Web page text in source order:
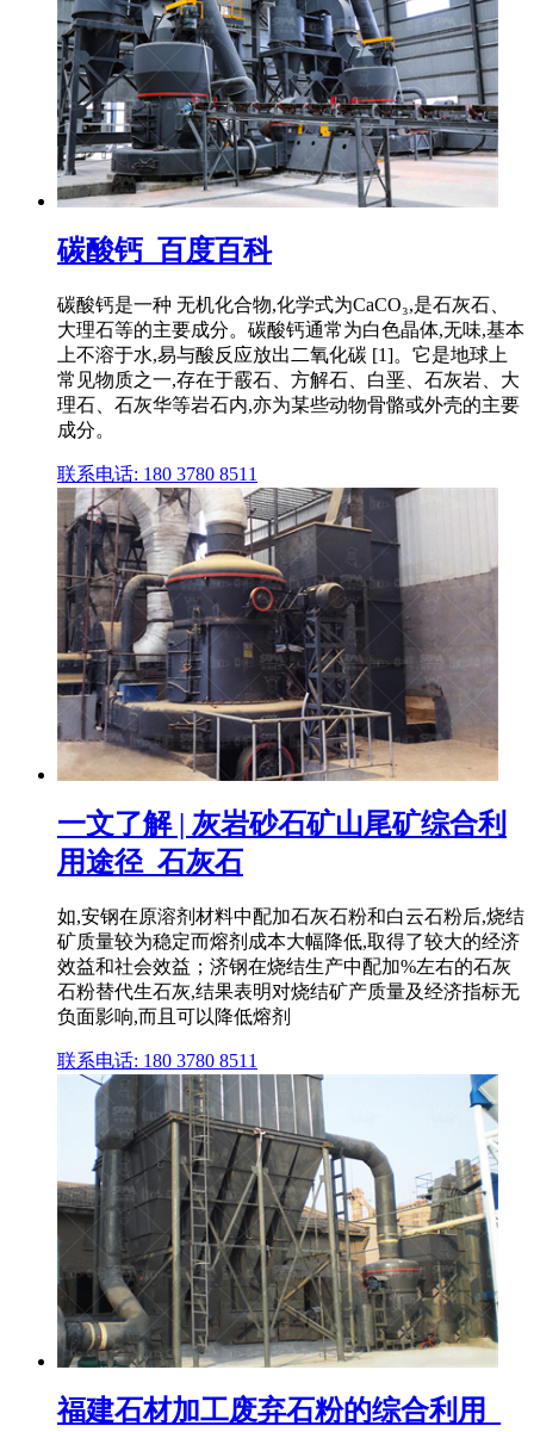
碳酸钙_百度百科
碳酸钙是一种 无机化合物,化学式为CaCO₃,是石灰石、
大理石等的主要成分。碳酸钙通常为白色晶体,无味,基本
上不溶于水,易与酸反应放出二氧化碳 [1]。它是地球上
常见物质之一,存在于霰石、方解石、白垩、石灰岩、大
理石、石灰华等岩石内,亦为某些动物骨骼或外壳的主要
成分。
联系电话: 180 3780 8511
一文了解 | 灰岩砂石矿山尾矿综合利
用途径_石灰石
如,安钢在原溶剂材料中配加石灰石粉和白云石粉后,烧结
矿质量较为稳定而熔剂成本大幅降低,取得了较大的经济
效益和社会效益；济钢在烧结生产中配加%左右的石灰
石粉替代生石灰,结果表明对烧结矿产质量及经济指标无
负面影响,而且可以降低熔剂
联系电话: 180 3780 8511
福建石材加工废弃石粉的综合利用_